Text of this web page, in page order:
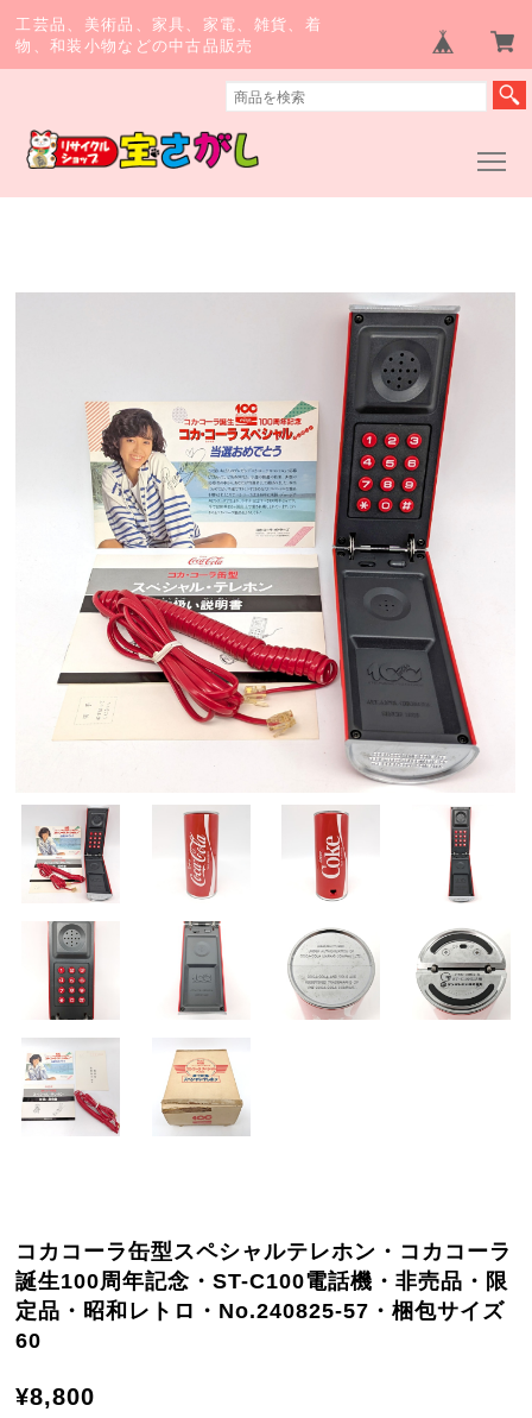
工芸品、美術品、家具、家電、雑貨、着
物、和装小物などの中古品販売
コカコーラ缶型スペシャルテレホン・コカコーラ
誕生100周年記念・ST-C100電話機・非売品・限
定品・昭和レトロ・No.240825-57・梱包サイズ
60
¥8,800